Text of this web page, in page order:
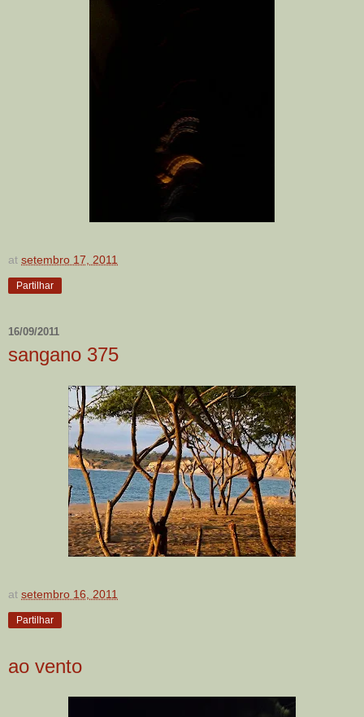
at setembro 17, 2011
Partilhar
16/09/2011
sangano 375
at setembro 16, 2011
Partilhar
ao vento